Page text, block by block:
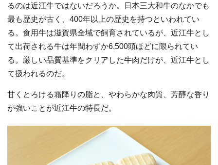
るのは近江牛ではないだろうか。日本三大和牛のなかでも
最も歴史が古く、400年以上の歴史を持つといわれてい
る。食用牛は滋賀県全域で飼育されているが、近江牛とし
て出荷される牛は年間わずか6,500頭ほどに限られてい
る。厳しい品質基準をクリアした牛肉だけが、近江牛とし
て扱われるのだ。
甘くとろける霜降りの脂と、やわらかな肉質、芳醇な香り
が強いことが近江牛の特長だ。